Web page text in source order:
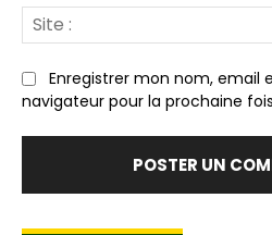
Enregistrer mon nom, email
navigateur pour la prochaine